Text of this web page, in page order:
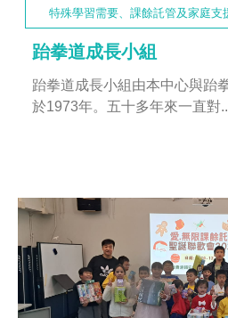
特殊學習需要、課餘託管及家庭支
跆拳道成長小組
跆拳道成長小組由本中心與跆
於1973年。五十多年來一直對